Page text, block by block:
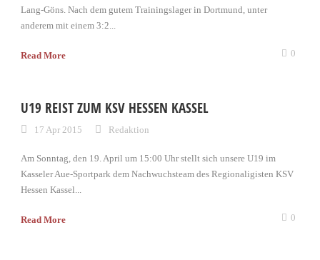
Lang-Göns. Nach dem gutem Trainingslager in Dortmund, unter
anderem mit einem 3:2...
Read More 0
U19 REIST ZUM KSV HESSEN KASSEL
17 Apr 2015 Redaktion
Am Sonntag, den 19. April um 15:00 Uhr stellt sich unsere U19 im
Kasseler Aue-Sportpark dem Nachwuchsteam des Regionaligisten KSV
Hessen Kassel...
Read More 0